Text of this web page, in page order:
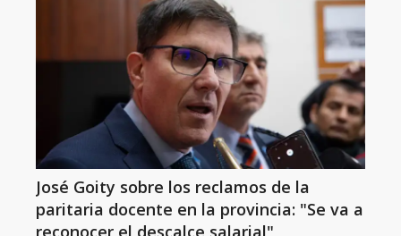
José Goity sobre los reclamos de la
paritaria docente en la provincia: "Se va a
reconocer el descalce salarial"